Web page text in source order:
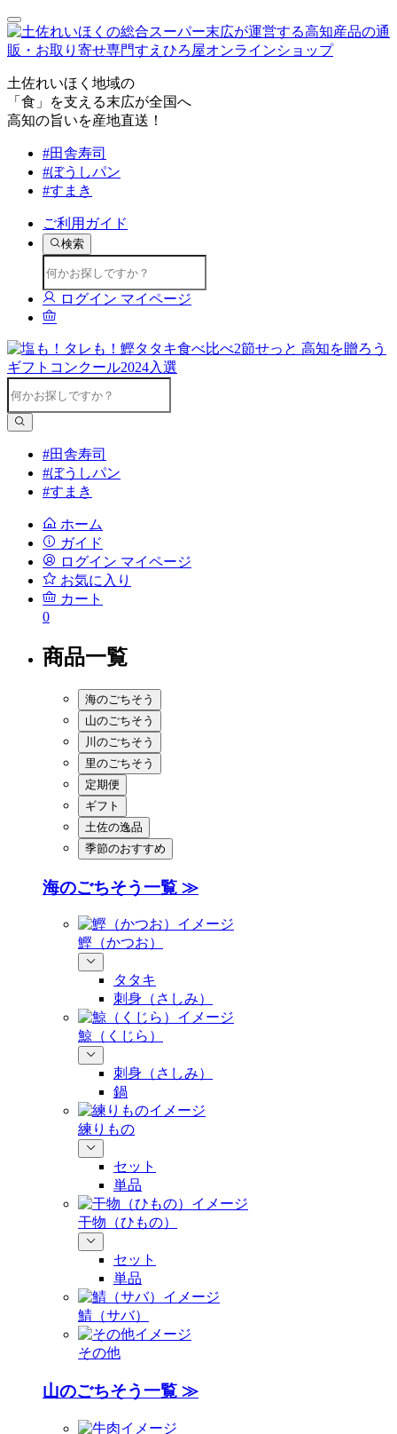
土佐れいほく地域の
「食」を支える末広が全国へ
高知の旨いを産地直送！
#田舎寿司
#ぼうしパン
#すまき
ご利用ガイド
検索
ログイン マイページ
#田舎寿司
#ぼうしパン
#すまき
ホーム
ガイド
ログイン マイページ
お気に入り
カート
0
商品一覧
海のごちそう
山のごちそう
川のごちそう
里のごちそう
定期便
ギフト
土佐の逸品
季節のおすすめ
海のごちそう一覧 ≫
鰹（かつお）
タタキ
刺身（さしみ）
鯨（くじら）
刺身（さしみ）
鍋
練りもの
セット
単品
干物（ひもの）
セット
単品
鯖（サバ）
その他
山のごちそう一覧 ≫